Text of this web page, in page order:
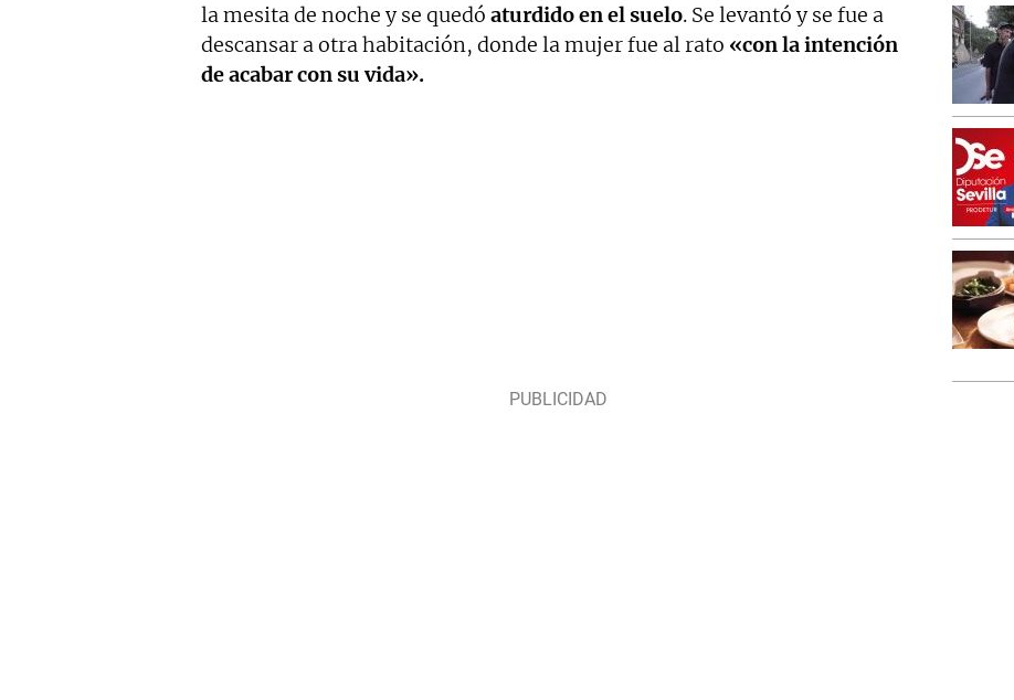
la mesita de noche y se quedó aturdido en el suelo. Se levantó y se fue a
descansar a otra habitación, donde la mujer fue al rato «con la intención
de acabar con su vida».